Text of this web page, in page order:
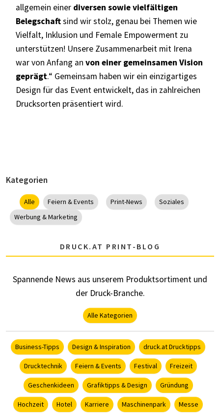
allgemein einer diversen sowie vielfältigen
Belegschaftsind wir stolz, genau bei Themen wie
Vielfalt, Inklusion und Female Empowerment zu
unterstützen! Unsere Zusammenarbeit mit Irena
war von Anfang an von einer gemeinsamen Vision
geprägt.“ Gemeinsam haben wir ein einzigartiges
Design für das Event entwickelt, das in zahlreichen
Drucksorten präsentiert wird.
Kategorien
Alle Feiern & Events Print-News
Soziales
Werbung & Marketing
DRUCK.AT PRINT-BLOG
Spannende News aus unserem Produktsortiment und
der Druck-Branche.
Alle Kategorien
Business-Tipps Design & Inspiration druck.at Drucktipps
Drucktechnik Feiern & Events Festival Freizeit
Geschenkideen Grafiktipps & Design Gründung
Hochzeit Hotel Karriere Maschinenpark Messe